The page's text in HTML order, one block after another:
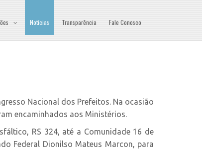
Notícias Transparência Fale Conosco
Nacional dos Prefeitos. Na ocasião
encaminhados aos Ministérios.
RS 324, até a Comunidade 16 de
Federal Dionilso Mateus Marcon, para